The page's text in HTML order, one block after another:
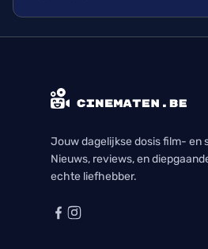
Jouw dagelijkse dosis film- en
Nieuws, reviews, en
echte liefhebber.